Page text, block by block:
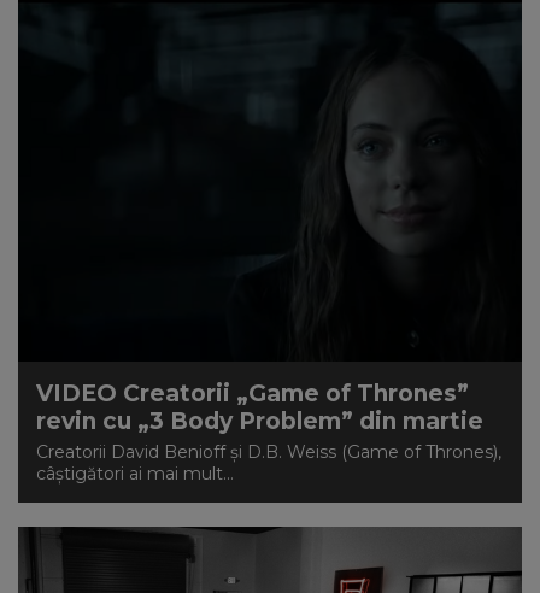
VIDEO Creatorii „Game of Thrones”
revin cu „3 Body Problem” din martie
Creatorii David Benioff și D.B. Weiss (Game of Thrones),
câștigători ai mai mult...